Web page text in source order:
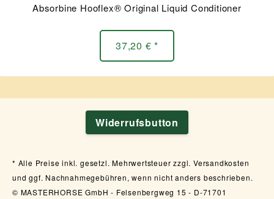
Absorbine Hooflex® Original Liquid Conditioner
37,20 € *
Widerrufsbutton
Alle Preise inkl. gesetzl. Mehrwertsteuer zzgl. Versandkosten
und ggf. Nachnahmegebühren, wenn nicht anders beschrieben.
© MASTERHORSE GmbH - Felsenbergweg 15 - D-71701